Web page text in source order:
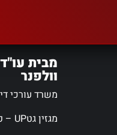
מבית
וולפנר
משרד עורכי
מגזין גטUP – פורטל גירושין